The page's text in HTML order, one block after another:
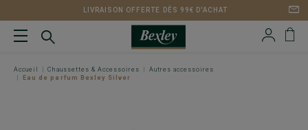
LIVRAISON OFFERTE DÈS 99€ D'ACHAT
Accueil Chaussettes & Accessoires
Autres accessoires
Eau de parfum Bexley Silver